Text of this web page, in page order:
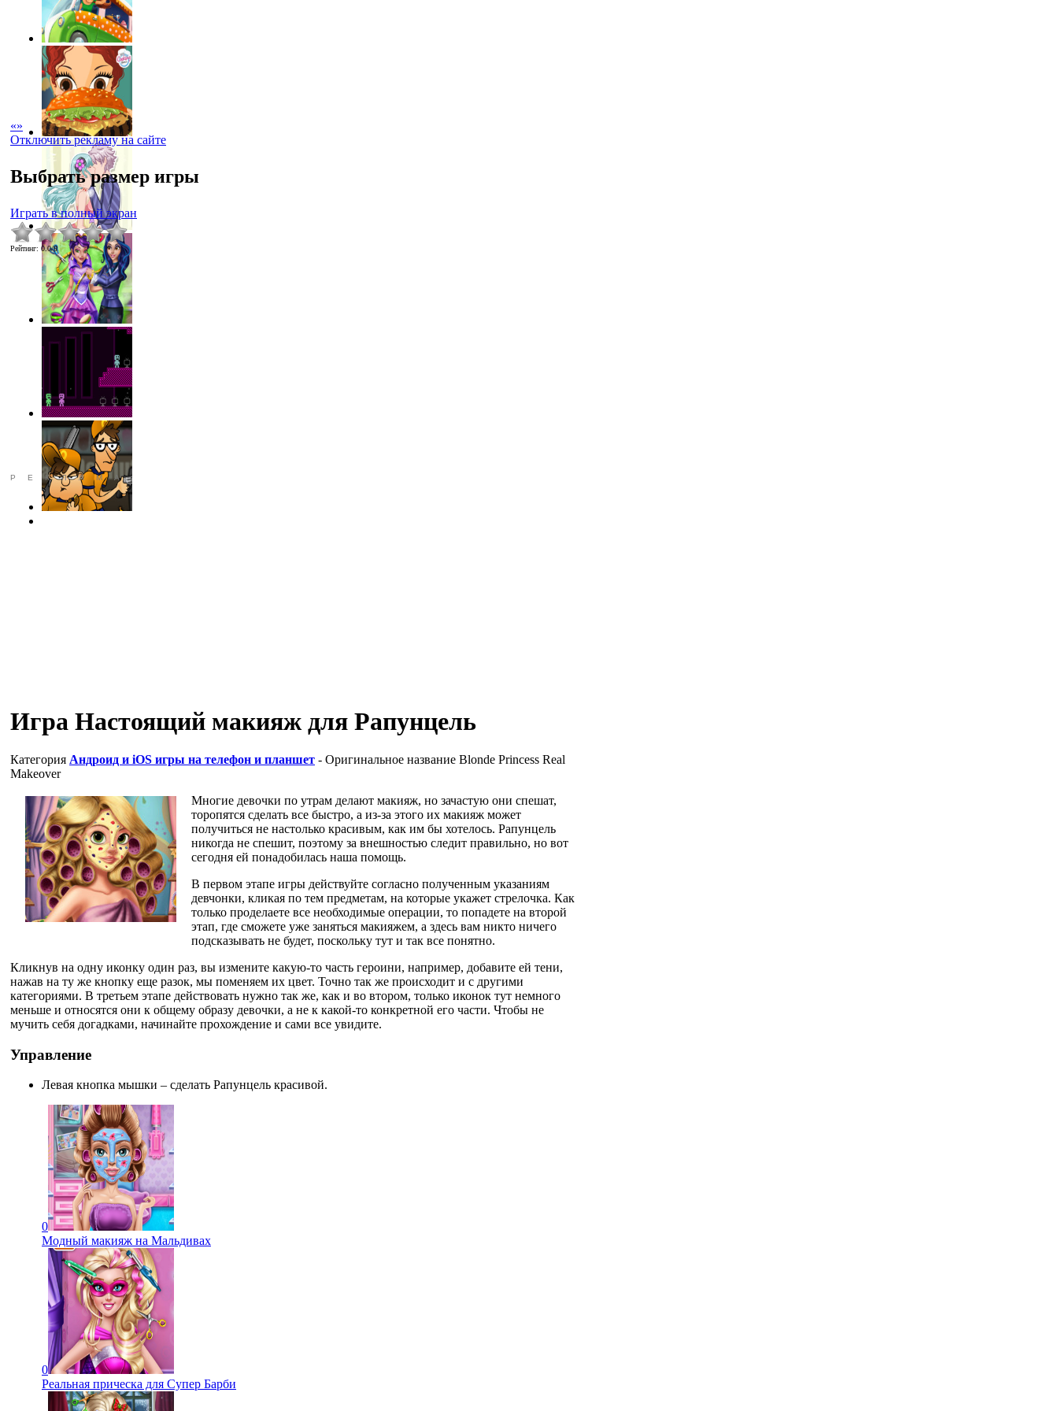
«»
Отключить рекламу на сайте
Выбрать размер игры
Играть в полный экран
Рейтинг: 0.0/0
РЕКЛАМА
Игра Настоящий макияж для Рапунцель
Категория Андроид и iOS игры на телефон и планшет - Оригинальное название Blonde Princess Real
Makeover
Многие девочки по утрам делают макияж, но зачастую они спешат,
торопятся сделать все быстро, а из-за этого их макияж может
получиться не настолько красивым, как им бы хотелось. Рапунцель
никогда не спешит, поэтому за внешностью следит правильно, но вот
сегодня ей понадобилась наша помощь.
В первом этапе игры действуйте согласно полученным указаниям
девчонки, кликая по тем предметам, на которые укажет стрелочка. Как
только проделаете все необходимые операции, то попадете на второй
этап, где сможете уже заняться макияжем, а здесь вам никто ничего
подсказывать не будет, поскольку тут и так все понятно.
Кликнув на одну иконку один раз, вы измените какую-то часть героини, например, добавите ей тени,
нажав на ту же кнопку еще разок, мы поменяем их цвет. Точно так же происходит и с другими
категориями. В третьем этапе действовать нужно так же, как и во втором, только иконок тут немного
меньше и относятся они к общему образу девочки, а не к какой-то конкретной его части. Чтобы не
мучить себя догадками, начинайте прохождение и сами все увидите.
Управление
Левая кнопка мышки – сделать Рапунцель красивой.
0
Модный макияж на Мальдивах
0
Реальная прическа для Супер Барби